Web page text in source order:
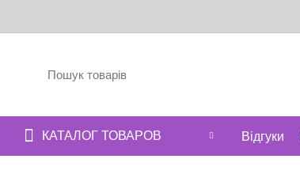
КАТАЛОГ ТОВАРОВ Відгуки